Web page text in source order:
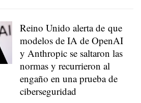
Reino Unido alerta de que
modelos de IA de OpenAI
y Anthropic se saltaron las
normas y recurrieron al
engaño en una prueba de
ciberseguridad